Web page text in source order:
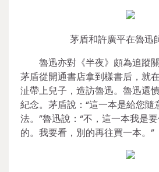
茅盾和許廣平在魯迅
魯迅亦對《半夜》頗為追蹤
茅盾從開通書店拿到樣書后，就
沚帶上兒子，造訪魯迅。魯迅還
紀念。茅盾說：“這一本是給您隨
法。”魯迅說：“不，這一本我是
的。我要看，別的再往買一本。”